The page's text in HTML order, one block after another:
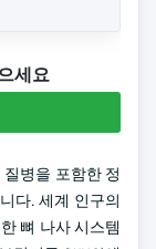
세요
병을 포함한 정
다. 세계 인구의
뼈 나사 시스템